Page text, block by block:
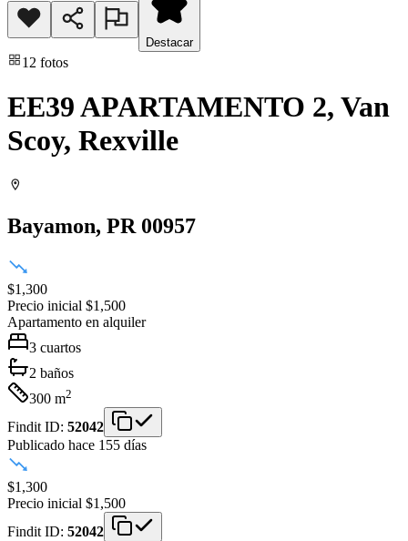
Destacar
12 fotos
EE39 APARTAMENTO 2, Van
Scoy, Rexville
Bayamon, PR 00957
$1,300
Precio inicial $1,500
Apartamento en alquiler
3 cuartos
2 baños
300 m2
Findit ID: 52042
Publicado hace 155 días
$1,300
Precio inicial $1,500
Findit ID: 52042